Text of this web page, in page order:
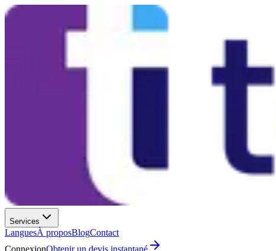
Services
LanguesÀ proposBlogContact
ConnexionObtenir un devis instantané